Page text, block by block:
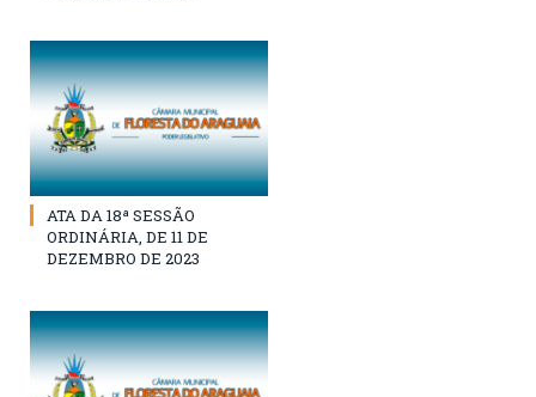
ATA DA 18ª SESSÃO
ORDINÁRIA, DE 11 DE
DEZEMBRO DE 2023